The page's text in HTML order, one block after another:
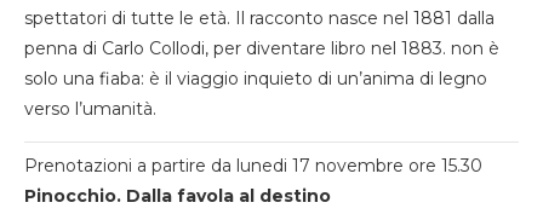
spettatori di tutte le età. Il racconto nasce nel 1881 dalla
penna di Carlo Collodi, per diventare libro nel 1883. non è
solo una fiaba: è il viaggio inquieto di un’anima di legno
verso l’umanità.
Prenotazioni a partire da lunedi 17 novembre ore 15.30
Pinocchio. Dalla favola al destino